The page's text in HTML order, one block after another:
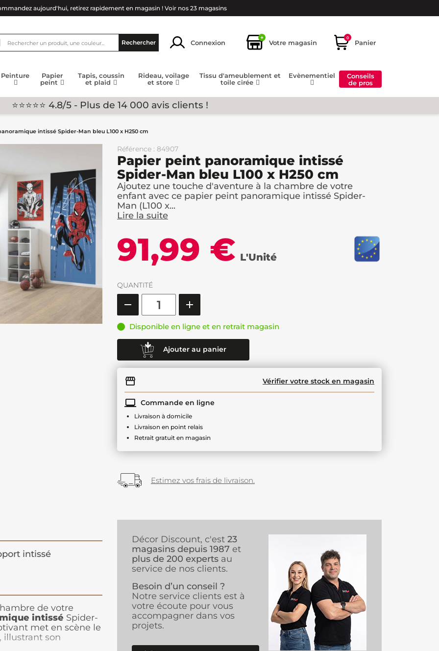
aujourd'hui, retirez rapidement en magasin ! Voir nos 23 magasins
Rechercher Connexion
+
Votre magasin
0
Panier
Peinture
Papier
peint
Tapis, coussin
et plaid
Rideau, voilage
et store
Tissu d'ameublement et
toile cirée
Evènementiel
Conseils
de pros
⭐⭐⭐⭐⭐ 4.8/5 - Plus de 14 000 avis clients !
intissé Spider-Man bleu L100 x H250 cm
Référence : 84907
Papier peint panoramique intissé
Spider-Man bleu L100 x H250 cm
Ajoutez une touche d'aventure à la chambre de votre
enfant avec ce papier peint panoramique intissé Spider-
Man (L100 x...
Lire la suite
91,99 € L'Unité
QUANTITÉ
Disponible en ligne et en retrait magasin
Ajouter au panier
Vérifier votre stock en magasin
Commande en ligne
Livraison à domicile
Livraison en point relais
Retrait gratuit en magasin
Estimez vos frais de livraison.
intissé
de votre
intissé Spider-
met en scène le
illustrant son
Décor Discount, c'est 23
magasins depuis 1987 et
plus de 200 experts au
service de nos clients.
Besoin d’un conseil ?
Notre service clients est à
votre écoute pour vous
accompagner dans vos
projets.